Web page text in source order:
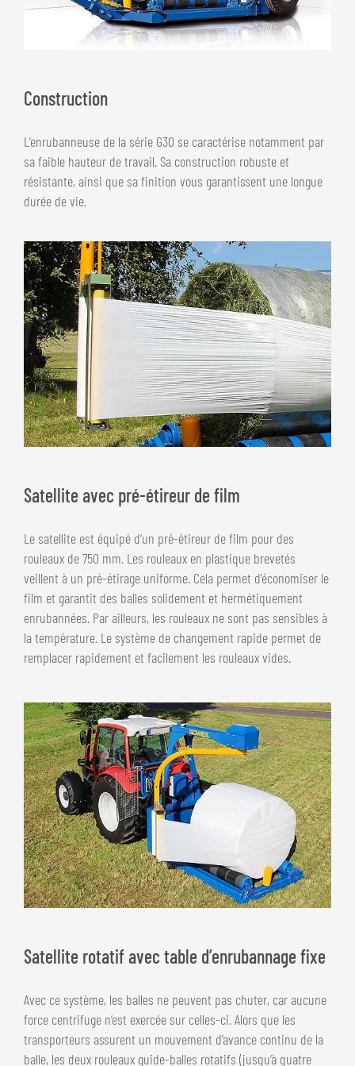
Construction
L’enrubanneuse de la série G30 se caractérise notamment par
sa faible hauteur de travail. Sa construction robuste et
résistante, ainsi que sa finition vous garantissent une longue
durée de vie.
Satellite avec pré-étireur de film
Le satellite est équipé d’un pré-étireur de film pour des
rouleaux de 750 mm. Les rouleaux en plastique brevetés
veillent à un pré-étirage uniforme. Cela permet d’économiser le
film et garantit des balles solidement et hermétiquement
enrubannées. Par ailleurs, les rouleaux ne sont pas sensibles à
la température. Le système de changement rapide permet de
remplacer rapidement et facilement les rouleaux vides.
Satellite rotatif avec table d’enrubannage fixe
Avec ce système, les balles ne peuvent pas chuter, car aucune
force centrifuge n’est exercée sur celles-ci. Alors que les
transporteurs assurent un mouvement d’avance continu de la
balle, les deux rouleaux guide-balles rotatifs (jusqu’à quatre